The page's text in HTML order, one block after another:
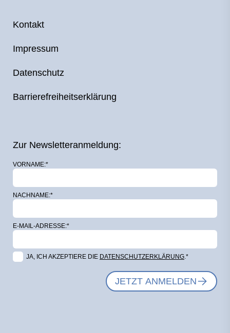
Kontakt
Impressum
Datenschutz
Barrierefreiheitserklärung
Zur Newsletteranmeldung:
VORNAME:*
NACHNAME:*
E-MAIL-ADRESSE:*
JA, ICH AKZEPTIERE DIE DATENSCHUTZERKLÄRUNG.*
JETZT ANMELDEN